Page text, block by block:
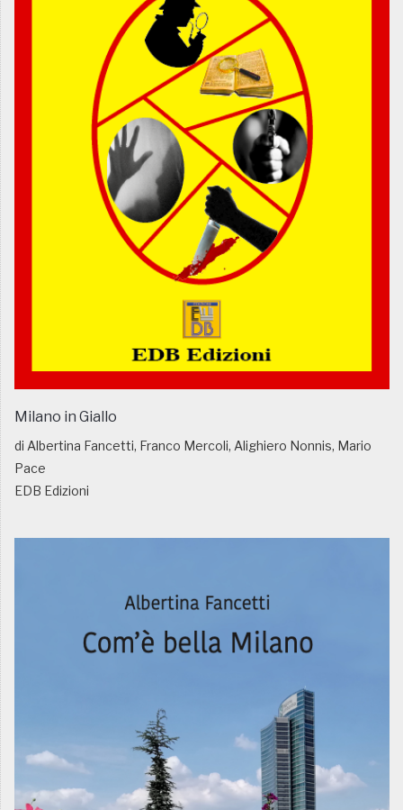
Milano in Giallo
di Albertina Fancetti, Franco Mercoli, Alighiero Nonnis, Mario
Pace
EDB Edizioni